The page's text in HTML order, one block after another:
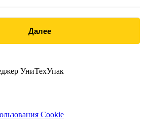
Далее
Cookie